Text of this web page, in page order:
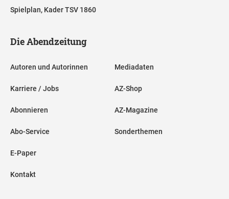
Spielplan, Kader TSV 1860
Die Abendzeitung
Autoren und Autorinnen
Karriere / Jobs
Abonnieren
Abo-Service
E-Paper
Kontakt
Mediadaten
AZ-Shop
AZ-Magazine
Sonderthemen